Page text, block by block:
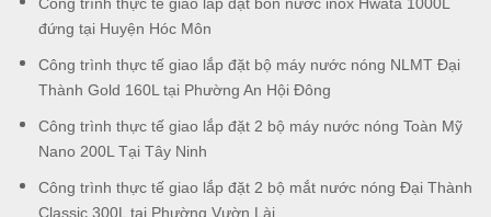
đứng tại Huyện Hóc Môn
Công trình thực tế giao lắp đặt bộ máy nước nóng NLMT Đại
Thành Gold 160L tại Phường An Hội Đông
Công trình thực tế giao lắp đặt 2 bộ máy nước nóng Toàn Mỹ
Nano 200L Tại Tây Ninh
Công trình thực tế giao lắp đặt 2 bộ mắt nước nóng Đại Thành
Classic 300L tại Phường Vườn Lài